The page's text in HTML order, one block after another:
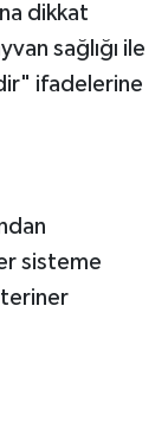
dikkat
sağlığı ile
ifadelerine
sisteme